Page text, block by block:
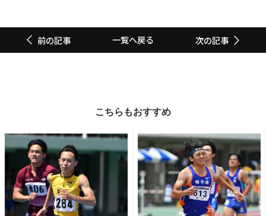
前の記事 一覧へ戻る 次の記事
こちらもおすすめ